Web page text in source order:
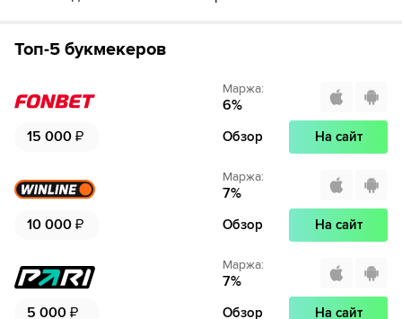
Топ-5 букмекеров
15 000 ₽
Маржа:
6%
Обзор На сайт
10 000 ₽
Маржа:
7%
Обзор На сайт
5 000 ₽
Маржа:
7%
Обзор На сайт